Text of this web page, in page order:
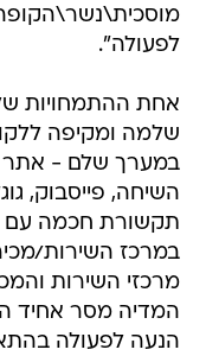
לפעולה".
אחת ההתמחויות
שלמה ומקיפה
במערך שלם - אתר
השיחה, פייסבוק,
תקשורת חכמה עם
במרכז השירות/
מרכזי השירות
המדיה מסר אחיד
הנעה לפעולה